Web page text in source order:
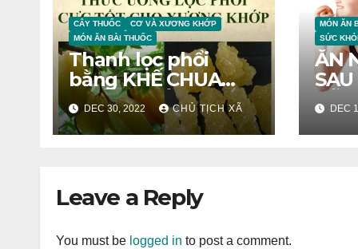
CÂY THUỐC
CƠ VÀ XƯƠNG KHỚP
MÓN ĂN BÀI THUỐC
Thanh lọc phổi
bằng KHẾ CHUA
NGÂM ĐƯỜNG
PHÈN
DEC 30, 2022 CHỦ TỊCH XÃ
MÓN ĂN
SỨC
ĂN
SAU
DEC
Leave a Reply
You must be logged in to post a comment.